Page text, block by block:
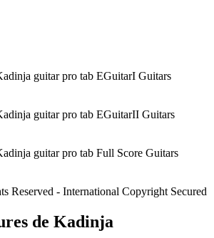
Reserved - International Copyright Secured
de Kadinja